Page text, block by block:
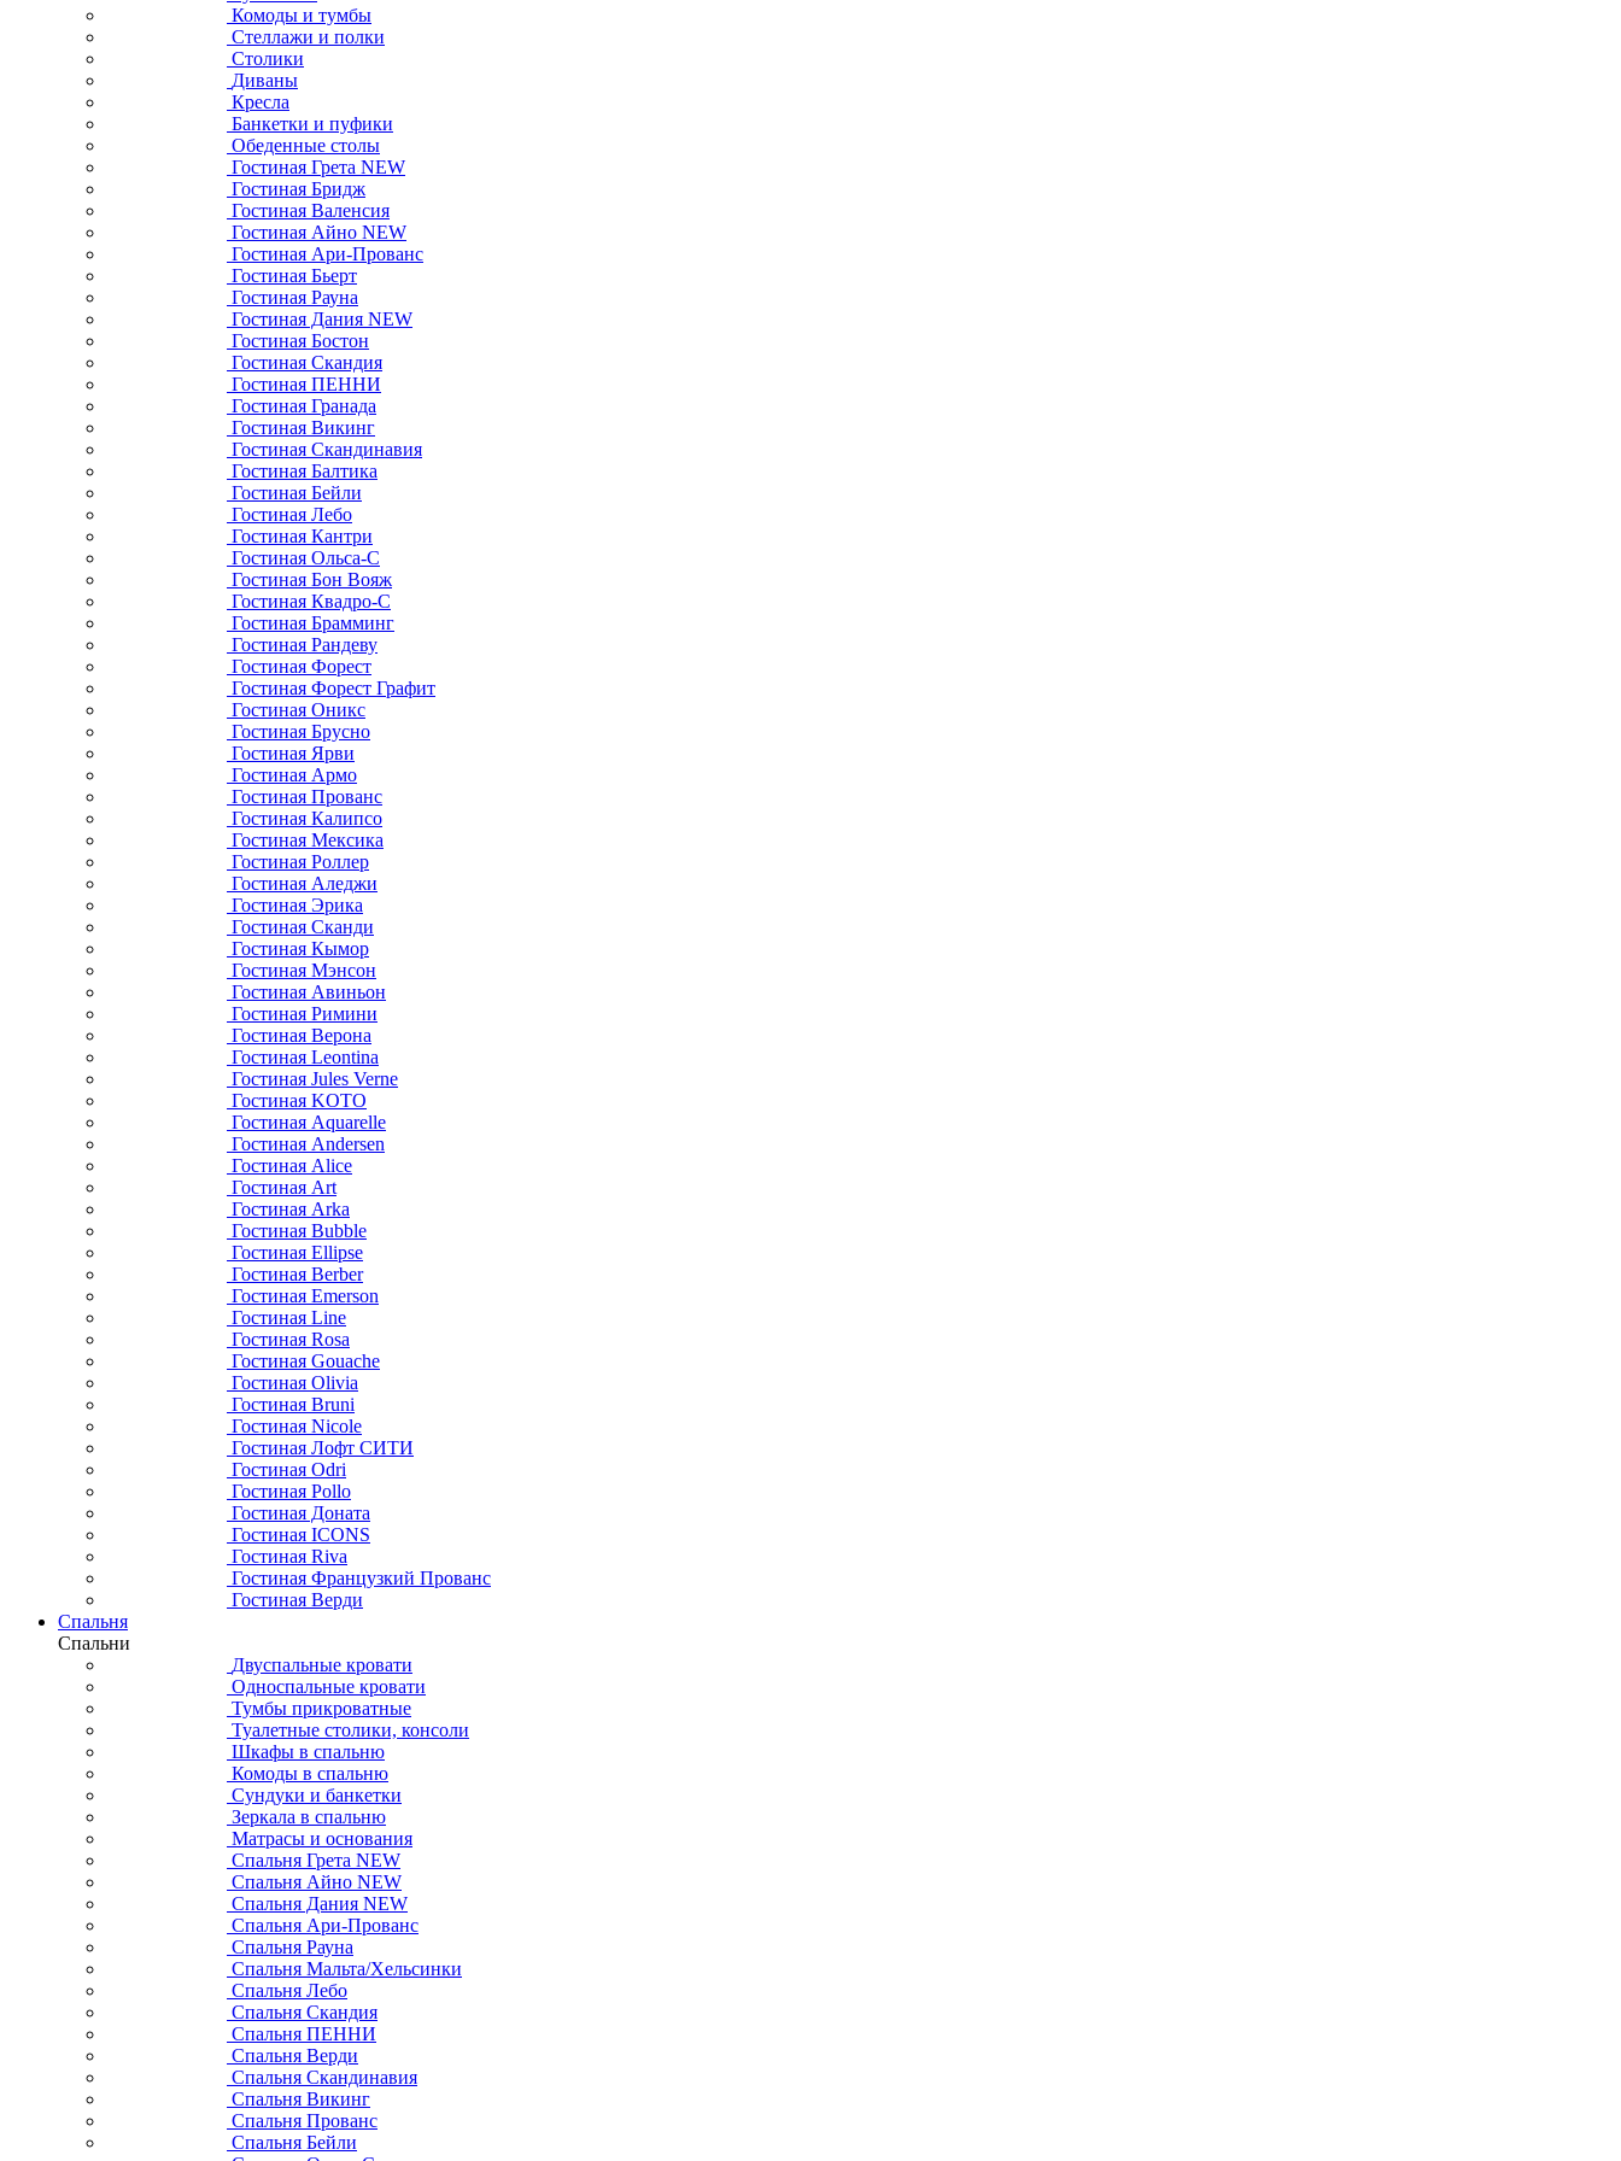
Комоды и тумбы
Стеллажи и полки
Столики
Диваны
Кресла
Банкетки и пуфики
Обеденные столы
Гостиная Грета NEW
Гостиная Бридж
Гостиная Валенсия
Гостиная Айно NEW
Гостиная Ари-Прованс
Гостиная Бьерт
Гостиная Рауна
Гостиная Дания NEW
Гостиная Бостон
Гостиная Скандия
Гостиная ПЕННИ
Гостиная Гранада
Гостиная Викинг
Гостиная Скандинавия
Гостиная Балтика
Гостиная Бейли
Гостиная Лебо
Гостиная Кантри
Гостиная Ольса-С
Гостиная Бон Вояж
Гостиная Квадро-С
Гостиная Брамминг
Гостиная Рандеву
Гостиная Форест
Гостиная Форест Графит
Гостиная Оникс
Гостиная Брусно
Гостиная Ярви
Гостиная Армо
Гостиная Прованс
Гостиная Калипсо
Гостиная Мексика
Гостиная Роллер
Гостиная Аледжи
Гостиная Эрика
Гостиная Сканди
Гостиная Кымор
Гостиная Мэнсон
Гостиная Авиньон
Гостиная Римини
Гостиная Верона
Гостиная Leontina
Гостиная Jules Verne
Гостиная KOTO
Гостиная Aquarelle
Гостиная Andersen
Гостиная Alice
Гостиная Art
Гостиная Arka
Гостиная Bubble
Гостиная Ellipse
Гостиная Berber
Гостиная Emerson
Гостиная Line
Гостиная Rosa
Гостиная Gouache
Гостиная Olivia
Гостиная Bruni
Гостиная Nicole
Гостиная Лофт СИТИ
Гостиная Odri
Гостиная Pollo
Гостиная Доната
Гостиная ICONS
Гостиная Riva
Гостиная Французкий Прованс
Гостиная Верди
Спальня
Спальни
Двуспальные кровати
Односпальные кровати
Тумбы прикроватные
Туалетные столики, консоли
Шкафы в спальню
Комоды в спальню
Сундуки и банкетки
Зеркала в спальню
Матрасы и основания
Спальня Грета NEW
Спальня Айно NEW
Спальня Дания NEW
Спальня Ари-Прованс
Спальня Рауна
Спальня Мальта/Хельсинки
Спальня Лебо
Спальня Скандия
Спальня ПЕННИ
Спальня Верди
Спальня Скандинавия
Спальня Викинг
Спальня Прованс
Спальня Бейли